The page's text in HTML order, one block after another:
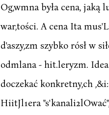
Og,wmna była cena, jaką
war,tości. A cena Ita
d'aszy,zm szybko rósł w
odmlana - hit.leryzm.
doczekać konkretny,ch
HiitJl1era